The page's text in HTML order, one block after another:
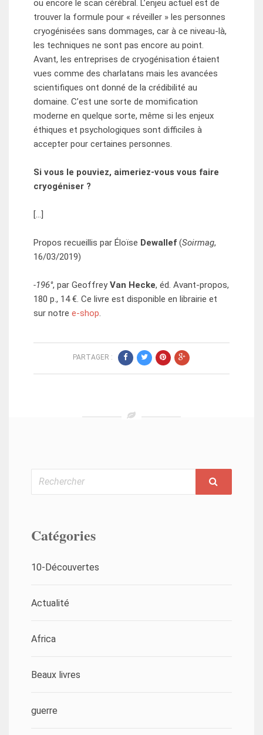
ou encore le scan cérébral. L’enjeu actuel est de
trouver la formule pour « réveiller » les personnes
cryogénisées sans dommages, car à ce niveau-là,
les techniques ne sont pas encore au point.
Avant, les entreprises de cryogénisation étaient
vues comme des charlatans mais les avancées
scientifiques ont donné de la crédibilité au
domaine. C’est une sorte de momification
moderne en quelque sorte, même si les enjeux
éthiques et psychologiques sont difficiles à
accepter pour certaines personnes.
Si vous le pouviez, aimeriez-vous vous faire
cryogéniser ?
[…]
Propos recueillis par Éloïse Dewallef (Soirmag,
16/03/2019)
-196°, par GeoffreyVan Hecke, éd. Avant-propos,
180 p., 14 €. Ce livre est disponible en librairie et
sur notre e-shop.
PARTAGER :
Rechercher
Catégories
10-Découvertes
Actualité
Africa
Beaux livres
guerre